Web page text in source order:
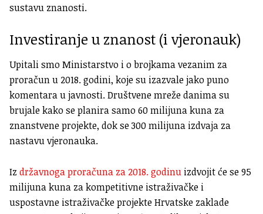
sustavu znanosti.
Investiranje u znanost (i vjeronauk)
Upitali smo Ministarstvo i o brojkama vezanim za
proračun u 2018. godini, koje su izazvale jako puno
komentara u javnosti. Društvene mreže danima su
brujale kako se planira samo 60 milijuna kuna za
znanstvene projekte, dok se 300 milijuna izdvaja za
nastavu vjeronauka.
Iz državnoga proračuna za 2018. godinu izdvojit će se 95
milijuna kuna za kompetitivne istraživačke i
uspostavne istraživačke projekte Hrvatske zaklade